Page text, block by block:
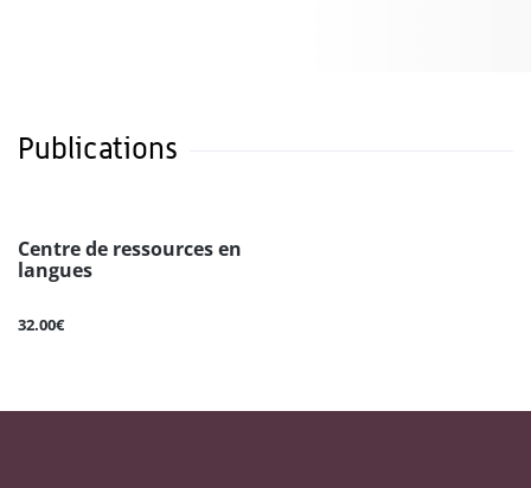
Publications
Centre de ressources en
langues
32.00€